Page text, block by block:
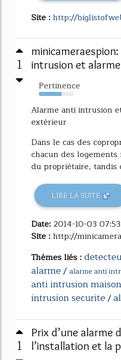
Site :http://
1
intrusion et alarme
Pertinence
64%
Alarme anti intrusion
extérieur
Dans le cas des
chacun des
du propriétaire, tandis
LIRE LA SUITE
Date: 2014-10-03
Site :http://
Thèmes liés :
alarme/ alarme anti
anti intrusion maison
intrusion securite/
1
Prix d’une alarme
l’installation et la